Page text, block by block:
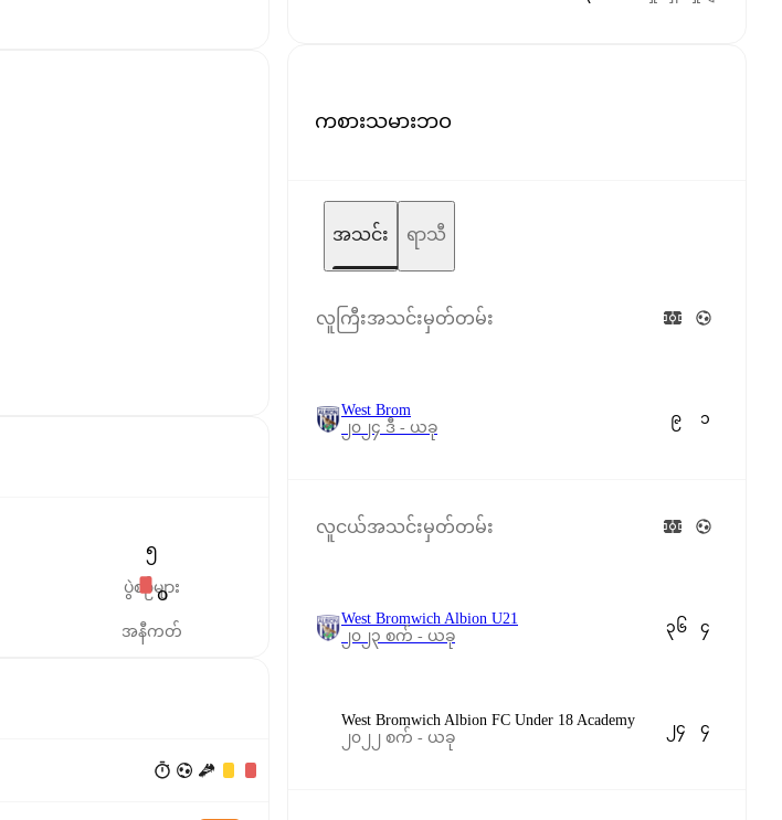
၅
ပွဲစဉ်များ
၀
အနီကတ်
ကစားသမားဘဝ
အသင်း ရာသီ
လူကြီးအသင်းမှတ်တမ်း
West Brom
၂၀၂၄ ဒီ - ယခု
၉ ၁
လူငယ်အသင်းမှတ်တမ်း
West Bromwich Albion U21
၂၀၂၃ စက် - ယခု
၃၆ ၄
West Bromwich Albion FC Under 18 Academy
၂၀၂၂ စက် - ယခု
၂၄ ၄